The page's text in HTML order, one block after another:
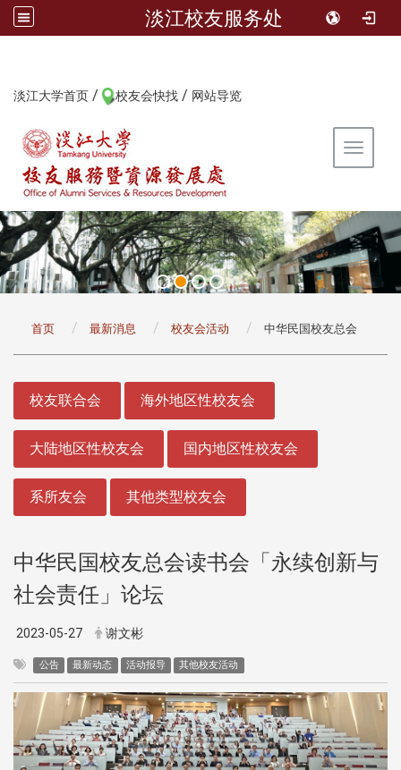
淡江校友服务处
淡江大学首页 / 校友会快找 / 网站导览
Toggle
首页 最新消息 校友会活动 中华民国校友总会
校友联合会 海外地区性校友会
大陆地区性校友会 国内地区性校友会
系所友会 其他类型校友会
中华民国校友总会读书会「永续创新与
社会责任」论坛
2023-05-27 谢文彬
公告 最新动态 活动报导 其他校友活动